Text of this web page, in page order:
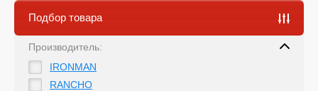
Подбор товара
Производитель:
IRONMAN
RANCHO